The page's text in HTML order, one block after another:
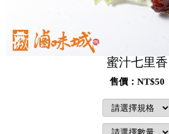
蜜汁七里香
售價：NT$50